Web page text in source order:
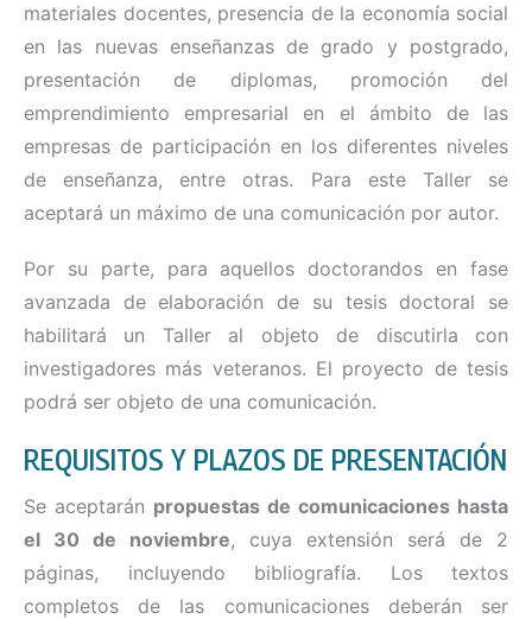
materiales docentes, presencia de la economía social
en las nuevas enseñanzas de grado y postgrado,
presentación de diplomas, promoción del
emprendimiento empresarial en el ámbito de las
empresas de participación en los diferentes niveles
de enseñanza, entre otras. Para este Taller se
aceptará un máximo de una comunicación por autor.
Por su parte, para aquellos doctorandos en fase
avanzada de elaboración de su tesis doctoral se
habilitará un Taller al objeto de discutirla con
investigadores más veteranos. El proyecto de tesis
podrá ser objeto de una comunicación.
REQUISITOS Y PLAZOS DE PRESENTACIÓN
Se aceptarán propuestas de comunicaciones hasta
el 30 de noviembre, cuya extensión será de 2
páginas, incluyendo bibliografía. Los textos
completos de las comunicaciones deberán ser